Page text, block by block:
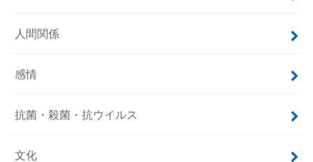
人間関係
感情
抗菌・殺菌・抗ウイルス
文化